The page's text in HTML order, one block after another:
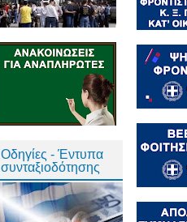
Οδηγίες - Έντυπα
συνταξιοδότησης